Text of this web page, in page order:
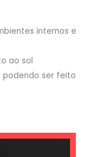
internos e
ao sol
podendo ser feito